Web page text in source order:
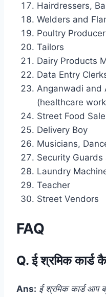
Hairdressers,
Welders and
Poultry
Tailors
Dairy Products
Data Entry
Anganwadi and
(healthcare
Street Food
Delivery Boy
Musicians,
Security
Laundry
Teacher
Street Vendors
FAQ
Q. ई श्रमिक कार्ड
Ans: ई श्रमिक कार्ड आप